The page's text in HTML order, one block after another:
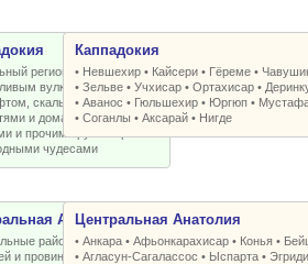
регион Турции с
вулканическим
скальными церквями,
и домами, пещерными
и прочими рукотворными
чудесами
Каппадокия
• Невшехир • Кайсери • Гёреме •
•Зельве •Учхисар •Ортахисар •
•Аванос • Гюльшехир • Юргюп •
•Соганлы •Аксарай • Нигде
Анатолия
районы Турции со
и провинциальными
Центральная Анатолия
•Анкара •Афьонкарахисар • Конья •
•Агласун-Сагалассос • Ыспарта •